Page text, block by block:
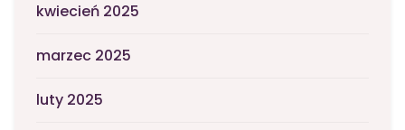
kwiecień 2025
marzec 2025
luty 2025